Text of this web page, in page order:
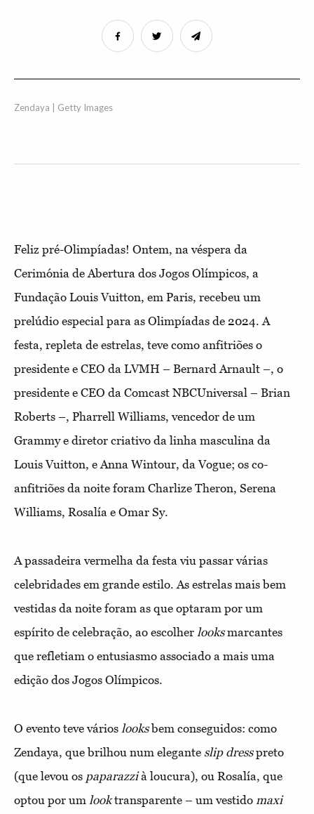
Zendaya | Getty Images
Feliz pré-Olimpíadas! Ontem, na véspera da
Cerimónia de Abertura dos Jogos Olímpicos, a
Fundação Louis Vuitton, em Paris, recebeu um
prelúdio especial para as Olimpíadas de 2024. A
festa, repleta de estrelas, teve como anfitriões o
presidente e CEO da LVMH – Bernard Arnault –, o
presidente e CEO da Comcast NBCUniversal – Brian
Roberts –, Pharrell Williams, vencedor de um
Grammy e diretor criativo da linha masculina da
Louis Vuitton, e Anna Wintour, da Vogue; os co-
anfitriões da noite foram Charlize Theron, Serena
Williams, Rosalía e Omar Sy.
A passadeira vermelha da festa viu passar várias
celebridades em grande estilo. As estrelas mais bem
vestidas da noite foram as que optaram por um
espírito de celebração, ao escolher looksmarcantes
que refletiam o entusiasmo associado a mais uma
edição dos Jogos Olímpicos.
O evento teve vários looksbem conseguidos: como
Zendaya, que brilhou num elegante slip dresspreto
(que levou os paparazzià loucura), ou Rosalía, que
optou por um looktransparente – um vestido maxi